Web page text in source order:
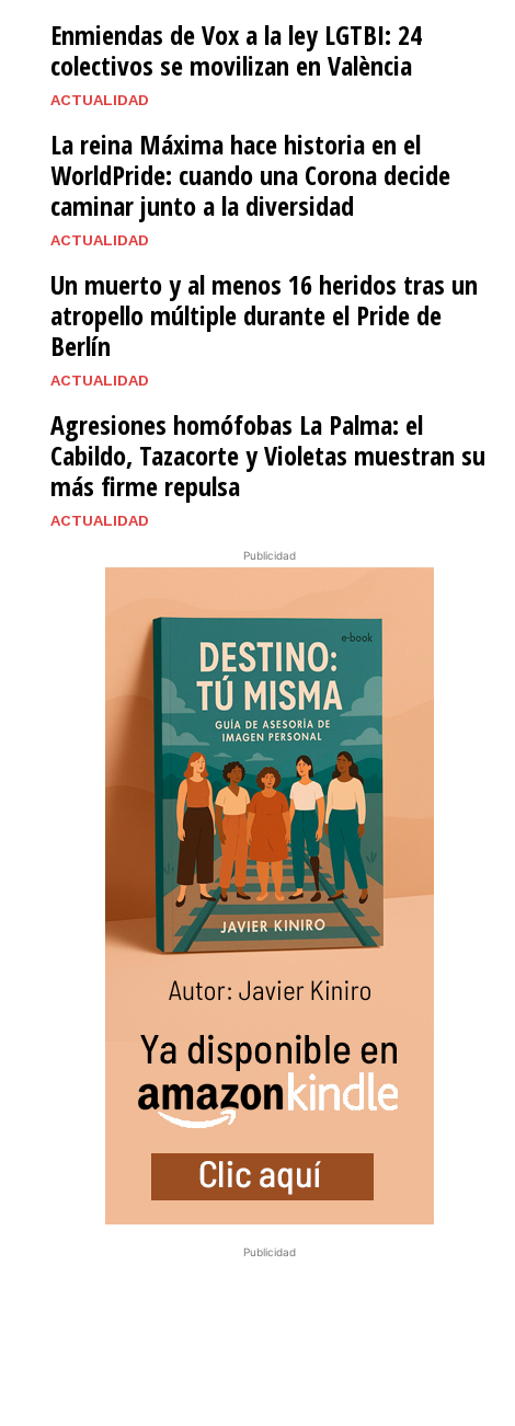
Enmiendas de Vox a la ley LGTBI: 24
colectivos se movilizan en València
ACTUALIDAD
La reina Máxima hace historia en el
WorldPride: cuando una Corona decide
caminar junto a la diversidad
ACTUALIDAD
Un muerto y al menos 16 heridos tras un
atropello múltiple durante el Pride de
Berlín
ACTUALIDAD
​Agresiones homófobas La Palma: el
Cabildo, Tazacorte y Violetas muestran su
más firme repulsa
ACTUALIDAD
Publicidad
Publicidad